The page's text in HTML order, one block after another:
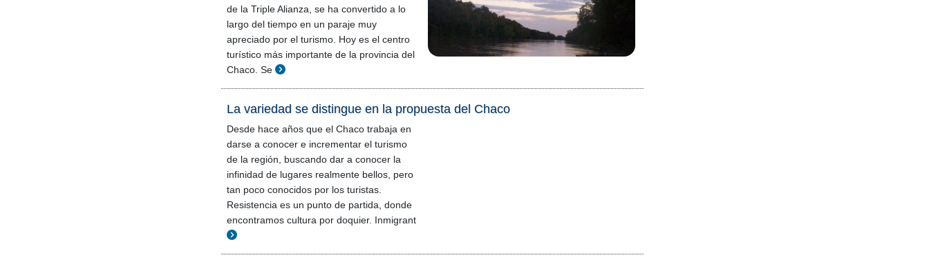
de la Triple Alianza, se ha convertido a lo
largo del tiempo en un paraje muy
apreciado por el turismo. Hoy es el centro
turístico más importante de la provincia del
Chaco. Se
La variedad se distingue en la propuesta del Chaco
Desde hace años que el Chaco trabaja en
darse a conocer e incrementar el turismo
de la región, buscando dar a conocer la
infinidad de lugares realmente bellos, pero
tan poco conocidos por los turistas.
Resistencia es un punto de partida, donde
encontramos cultura por doquier. Inmigrant